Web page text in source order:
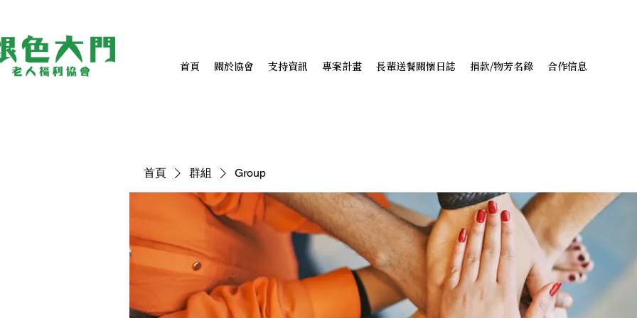
首頁 關於協會 支持資訊 專案計畫 長輩送餐關懷日誌 捐款/物芳名錄 合作信息
首頁 群組 Group